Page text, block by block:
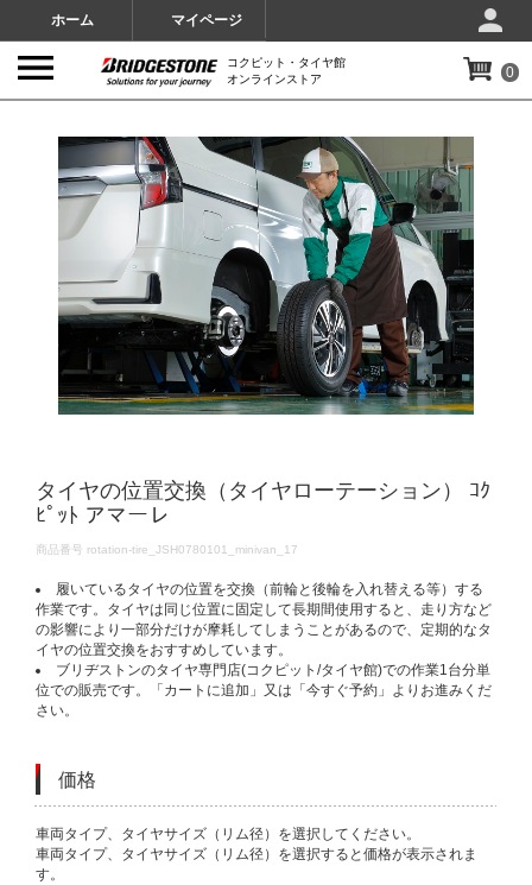
ホーム マイページ
コクピット・タイヤ館
オンラインストア
0
タイヤの位置交換（タイヤローテーション） ｺｸ
ﾋﾟｯﾄ アマーレ
DETAILS
商品番号 rotation-tire_JSH0780101_minivan_17
履いているタイヤの位置を交換（前輪と後輪を入れ替える等）する
作業です。タイヤは同じ位置に固定して長期間使用すると、走り方など
の影響により一部分だけが摩耗してしまうことがあるので、定期的なタ
イヤの位置交換をおすすめしています。
ブリヂストンのタイヤ専門店(コクピット/タイヤ館)での作業1台分単
位での販売です。「カートに追加」又は「今すぐ予約」よりお進みくだ
さい。
価格
VARIATIONS
車両タイプ、タイヤサイズ（リム径）を選択してください。
車両タイプ、タイヤサイズ（リム径）を選択すると価格が表示されま
す。